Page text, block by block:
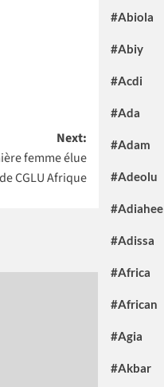
Next:
femme élue
CGLU Afrique
#Abiola
#Abiy
#Acdi
#Ada
#Adam
#Adeolu
#Adiahee
#Adissa
#Africa
#African
#Agia
#Akbar